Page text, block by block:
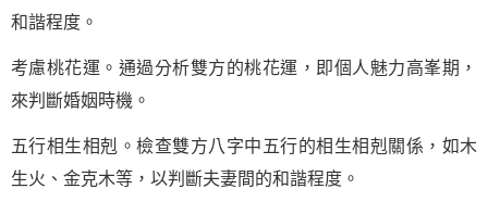
和諧程度。
考慮桃花運。通過分析雙方的桃花運，即個人魅力高峯期，
來判斷婚姻時機。
五行相生相剋。檢查雙方八字中五行的相生相剋關係，如木
生火、金克木等，以判斷夫妻間的和諧程度。